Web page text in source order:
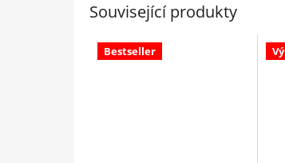
Související produkty
Bestseller